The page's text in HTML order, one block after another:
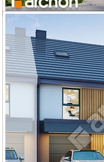
Dom w riveach 25 (GB)